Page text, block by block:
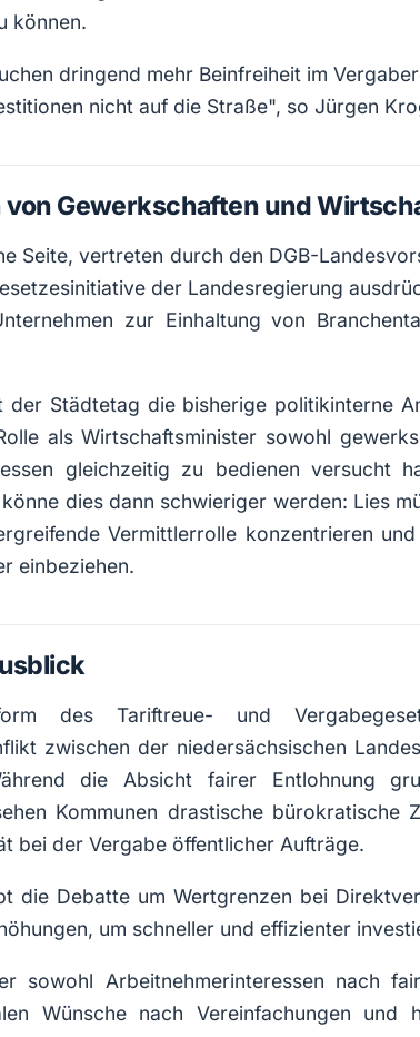
können.
dringend mehr Beinfreiheit im
nicht auf die Straße", so Jürgen
von Gewerkschaften und
Seite, vertreten durch den DGB-
der Landesregierung
zur Einhaltung von
der Städtetag die bisherige politikinterne
als Wirtschaftsminister sowohl
gleichzeitig zu bedienen versucht
dies dann schwieriger werden: Lies
Vermittlerrolle konzentrieren
einbeziehen.
des Tariftreue- und
zwischen der niedersächsischen
die Absicht fairer Entlohnung
Kommunen drastische bürokratische
bei der Vergabe öffentlicher Aufträge.
die Debatte um Wertgrenzen bei
um schneller und effizienter
sowohl Arbeitnehmerinteressen nach
Wünsche nach Vereinfachungen und